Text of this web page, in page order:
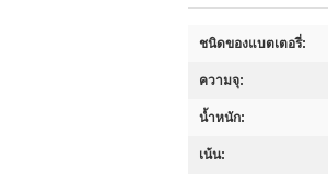
ชนิดของแบตเตอรี่:
ความจุ:
น้ำหนัก:
เน้น: